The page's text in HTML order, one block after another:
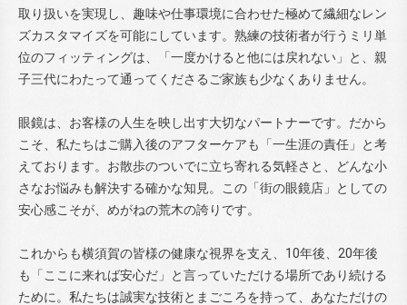
取り扱いを実現し、趣味や仕事環境に合わせた極めて繊細なレン
ズカスタマイズを可能にしています。熟練の技術者が行うミリ単
位のフィッティングは、「一度かけると他には戻れない」と、親
子三代にわたって通ってくださるご家族も少なくありません。
眼鏡は、お客様の人生を映し出す大切なパートナーです。だから
こそ、私たちはご購入後のアフターケアも「一生涯の責任」と考
えております。お散歩のついでに立ち寄れる気軽さと、どんな小
さなお悩みも解決する確かな知見。この「街の眼鏡店」としての
安心感こそが、めがねの荒木の誇りです。
これからも横須賀の皆様の健康な視界を支え、10年後、20年後
も「ここに来れば安心だ」と言っていただける場所であり続ける
ために。私たちは誠実な技術とまごころを持って、あなただけの